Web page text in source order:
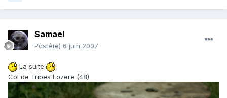
Samael
Posté(e) 6 juin 2007
La suite
Col de Tribes Lozere (48)